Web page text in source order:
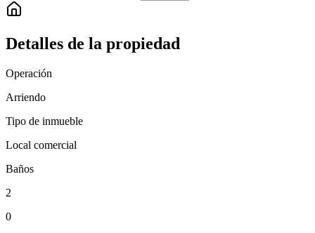
Detalles de la propiedad
Operación
Arriendo
Tipo de inmueble
Local comercial
Baños
2
0